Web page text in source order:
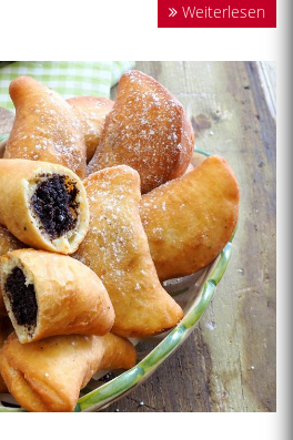
Weiterlesen